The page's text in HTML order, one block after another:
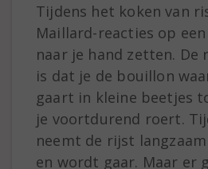
Tijdens het koken van
Maillard-reacties op
naar je hand zetten.
is dat je de bouillon
gaart in kleine beetjes
je voortdurend roert.
neemt de rijst
en wordt gaar. Maar er